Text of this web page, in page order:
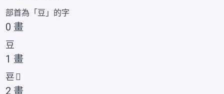
部首為「 豆 」的字
0 畫
豆
1 畫
䜳𰶗
2 畫